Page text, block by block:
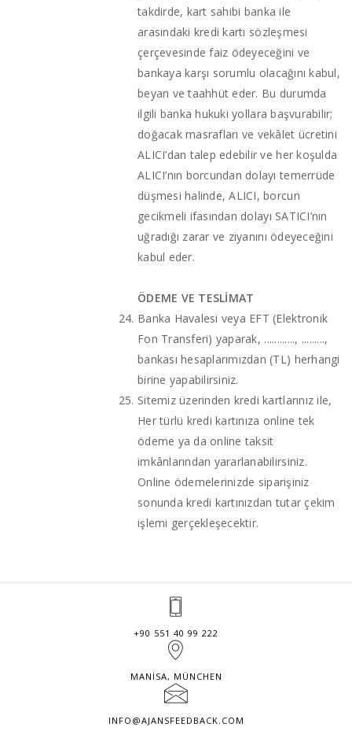
takdirde, kart sahibi banka ile
arasındaki kredi kartı sözleşmesi
çerçevesinde faiz ödeyeceğini ve
bankaya karşı sorumlu olacağını kabul,
beyan ve taahhüt eder. Bu durumda
ilgili banka hukuki yollara başvurabilir;
doğacak masrafları ve vekâlet ücretini
ALICI’dan talep edebilir ve her koşulda
ALICI’nın borcundan dolayı temerrüde
düşmesi halinde, ALICI, borcun
gecikmeli ifasından dolayı SATICI’nın
uğradığı zarar ve ziyanını ödeyeceğini
kabul eder.
ÖDEME VE TESLİMAT
Banka Havalesi veya EFT (Elektronik
Fon Transferi) yaparak, ............, .........,
bankası hesaplarımızdan (TL) herhangi
birine yapabilirsiniz.
Sitemiz üzerinden kredi kartlarınız ile,
Her türlü kredi kartınıza online tek
ödeme ya da online taksit
imkânlarından yararlanabilirsiniz.
Online ödemelerinizde siparişiniz
sonunda kredi kartınızdan tutar çekim
işlemi gerçekleşecektir.
+90 551 40 99 222
MANISA, MÜNCHEN
INFO@AJANSFEEDBACK.COM